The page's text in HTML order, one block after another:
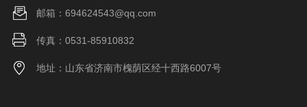
邮箱：694624543@qq.com
传真：0531-85910832
地址：山东省济南市槐荫区经十西路6007号